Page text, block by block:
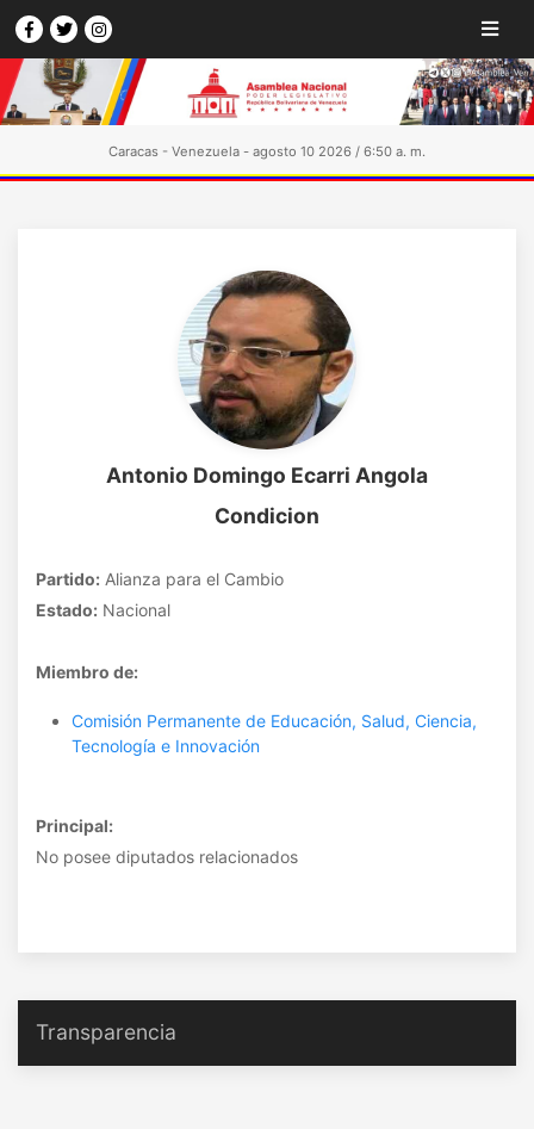
Caracas - Venezuela - agosto 10 2026 / 6:50 a. m.
Antonio Domingo Ecarri Angola
Condicion
Partido: Alianza para el Cambio
Estado: Nacional
Miembro de:
Comisión Permanente de Educación, Salud, Ciencia,
Tecnología e Innovación
Principal:
No posee diputados relacionados
Transparencia